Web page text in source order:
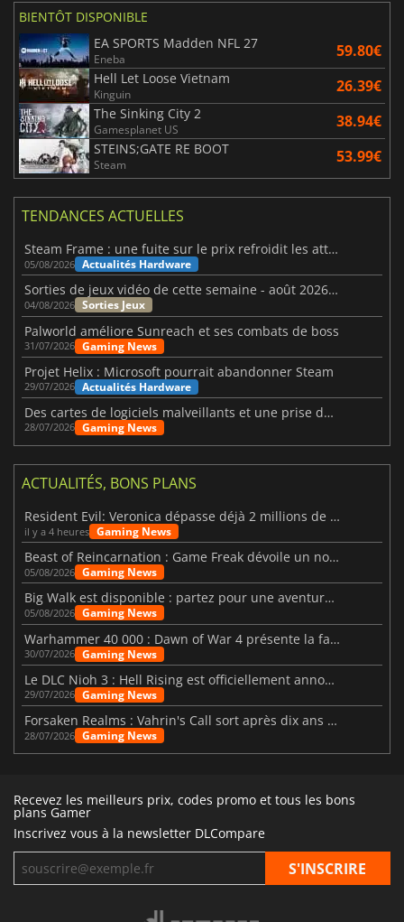
BIENTÔT DISPONIBLE
EA SPORTS Madden NFL 27
Eneba 59.80€
Hell Let Loose Vietnam
Kinguin 26.39€
The Sinking City 2
Gamesplanet US 38.94€
STEINS;GATE RE BOOT
Steam 53.99€
TENDANCES ACTUELLES
Steam Frame : une fuite sur le prix refroidit les attentes VR
05/08/2026 Actualités Hardware
Sorties de jeux vidéo de cette semaine - août 2026 (semaine 32)
04/08/2026 Sorties Jeux
Palworld améliore Sunreach et ses combats de boss
31/07/2026 Gaming News
Projet Helix : Microsoft pourrait abandonner Steam
29/07/2026 Actualités Hardware
Des cartes de logiciels malveillants et une prise de contrôle de Discord ont touché Meccha Chameleon
28/07/2026 Gaming News
ACTUALITÉS, BONS PLANS
Resident Evil: Veronica dépasse déjà 2 millions de wishlists
il y a 4 heures Gaming News
Beast of Reincarnation : Game Freak dévoile un nouveau pari
05/08/2026 Gaming News
Big Walk est disponible : partez pour une aventure entre amis
05/08/2026 Gaming News
Warhammer 40 000 : Dawn of War 4 présente la faction des Nécrons
30/07/2026 Gaming News
Le DLC Nioh 3 : Hell Rising est officiellement annoncé
29/07/2026 Gaming News
Forsaken Realms : Vahrin's Call sort après dix ans de développement
28/07/2026 Gaming News
Recevez les meilleurs prix, codes promo et tous les bons
plans Gamer
Inscrivez vous à la newsletter DLCompare